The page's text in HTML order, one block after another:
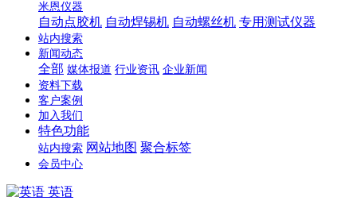
米恩仪器
自动点胶机 自动焊锡机 自动螺丝机 专用测试仪器
站内搜索
新闻动态
全部 媒体报道 行业资讯 企业新闻
资料下载
客户案例
加入我们
特色功能
站内搜索 网站地图 聚合标签
会员中心
英语